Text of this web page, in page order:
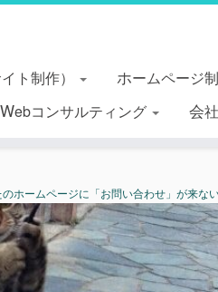
ト制作） ホームペー
Webコンサルティング
のホームページに「お問い合わせ」が来な